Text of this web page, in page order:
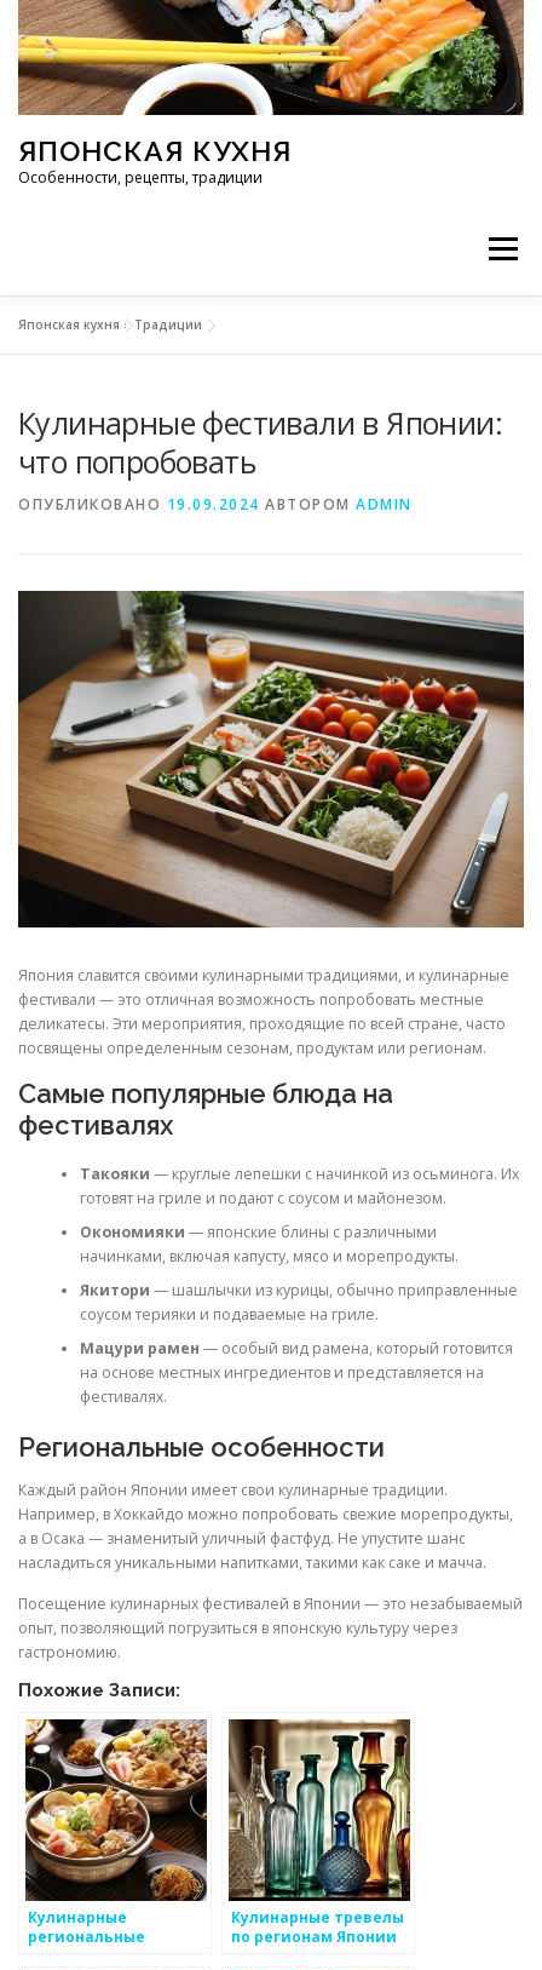
Перейти к содержимому
ЯПОНСКАЯ КУХНЯ
Особенности, рецепты, традиции
Меню
РЕЦЕПТЫ ТРАДИЦИИ СТАТЬИ
Японская кухня »Традиции
Кулинарные фестивали в Японии:
что попробовать
ОПУБЛИКОВАНО 19.09.2024 АВТОРОМ ADMIN
Япония славится своими кулинарными традициями, и кулинарные
фестивали — это отличная возможность попробовать местные
деликатесы. Эти мероприятия, проходящие по всей стране, часто
посвящены определенным сезонам, продуктам или регионам.
Самые популярные блюда на
фестивалях
Такояки — круглые лепешки с начинкой из осьминога. Их
готовят на гриле и подают с соусом и майонезом.
Окономияки — японские блины с различными
начинками, включая капусту, мясо и морепродукты.
Якитори — шашлычки из курицы, обычно приправленные
соусом терияки и подаваемые на гриле.
Мацури рамен — особый вид рамена, который готовится
на основе местных ингредиентов и представляется на
фестивалях.
Региональные особенности
Каждый район Японии имеет свои кулинарные традиции.
Например, в Хоккайдо можно попробовать свежие морепродукты,
а в Осака — знаменитый уличный фастфуд. Не упустите шанс
насладиться уникальными напитками, такими как саке и мачча.
Посещение кулинарных фестивалей в Японии — это незабываемый
опыт, позволяющий погрузиться в японскую культуру через
гастрономию.
Похожие Записи:
Кулинарные
региональные
Кулинарные тревелы
по регионам Японии